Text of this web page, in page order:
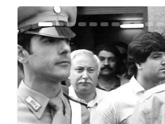
Ground Rules.
«Rafael:
Bienvenidos
Georges de La
Robert Capa: